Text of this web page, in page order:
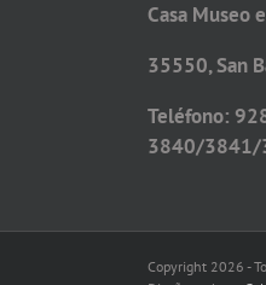
Casa Museo
35550, San
Teléfono:
3840/
Copyright 2026 -